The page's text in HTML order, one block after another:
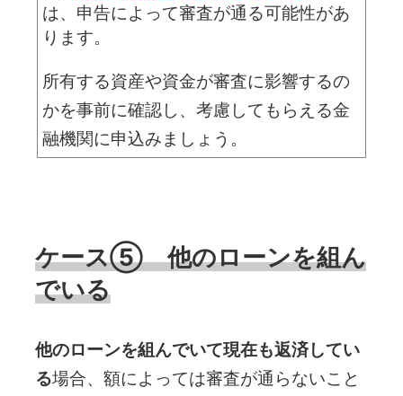
は、申告によって審査が通る可能性があ
ります。
所有する資産や資金が審査に影響するの
かを事前に確認し、考慮してもらえる金
融機関に申込みましょう。
ケース⑤ 他のローンを組ん
でいる
他のローンを組んでいて現在も返済してい
る場合、額によっては審査が通らないこと